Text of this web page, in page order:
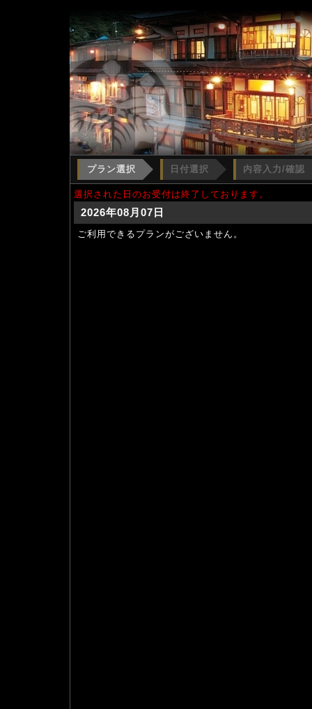
プラン選択 日付選択 内容入力/確認
選択された日のお受付は終了しております。
2026年08月07日
ご利用できるプランがございません。